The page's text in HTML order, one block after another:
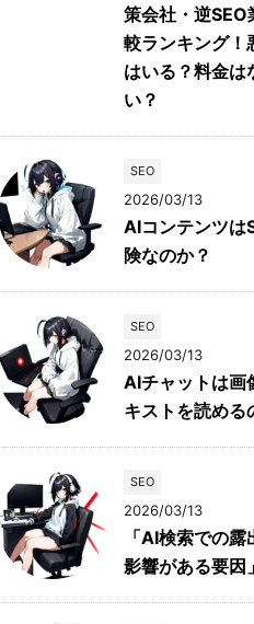
策会社・逆SEO
較ランキング！
はいる？料金は
い？
SEO
2026/03/13
AIコンテンツは
険なのか？
SEO
2026/03/13
AIチャットは画
キストを読める
SEO
2026/03/13
「AI検索での露
影響がある要因